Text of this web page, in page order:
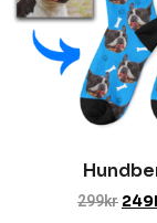
299kr 249